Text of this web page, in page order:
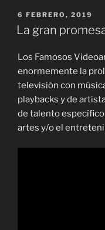
PUBLICADO
EL
6 FEBRERO, 2019
La gran
Los Famosos
enormemente la
televisión con
playbacks y de
de talento
artes y/o el